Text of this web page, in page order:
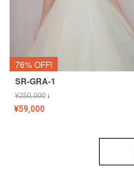
76% OFF!
SR-GRA-1
¥250,000↓
¥59,000